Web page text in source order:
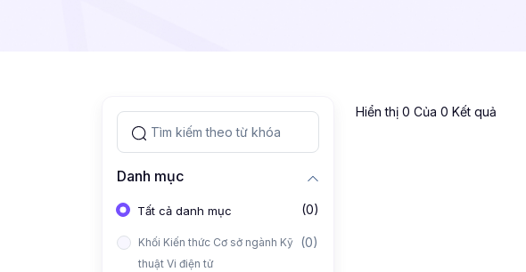
Danh mục
Tất cả danh mục (0)
Khối Kiến thức Cơ sở ngành Kỹ
thuật Vi điện tử
(0)
Hiển thị 0 Của 0 Kết quả